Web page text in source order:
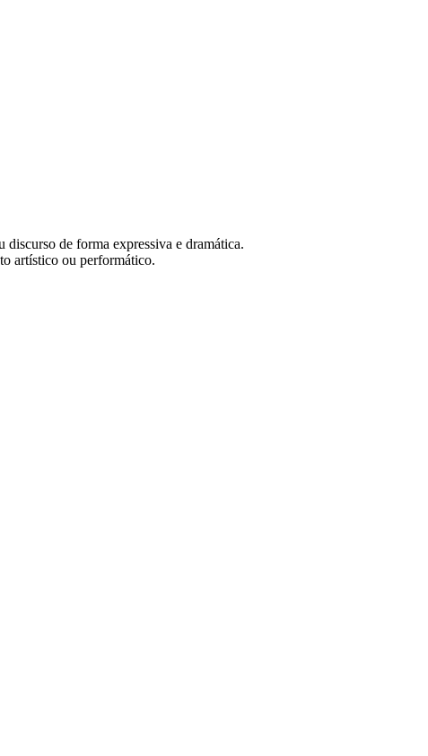
de forma expressiva e dramática.
artístico ou performático.